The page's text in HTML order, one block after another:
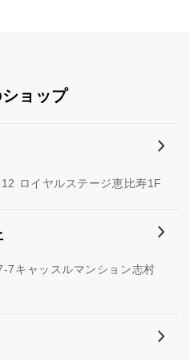
ョップ
ロイヤルステージ恵比寿1F
7キャッスルマンション志村